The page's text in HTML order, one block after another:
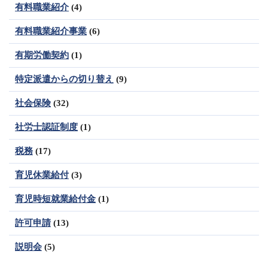
有料職業紹介(4)
有料職業紹介事業 (6)
有期労働契約 (1)
特定派遣からの切り替え (9)
社会保険(32)
社労士認証制度 (1)
税務 (17)
育児休業給付(3)
育児時短就業給付金 (1)
許可申請 (13)
説明会 (5)